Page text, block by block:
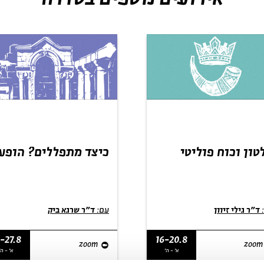
וכוח פוליטי
zoom
16-20.8
א' - ה'
כיצד מתפללים?
עם:
zoom
27.8
א' -